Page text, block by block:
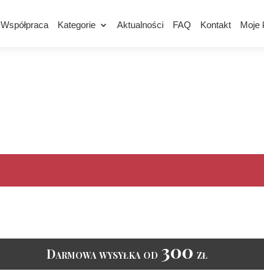
Współpraca Kategorie Aktualności FAQ Kontakt Moje
Darmowa wysyłka od 300 zł